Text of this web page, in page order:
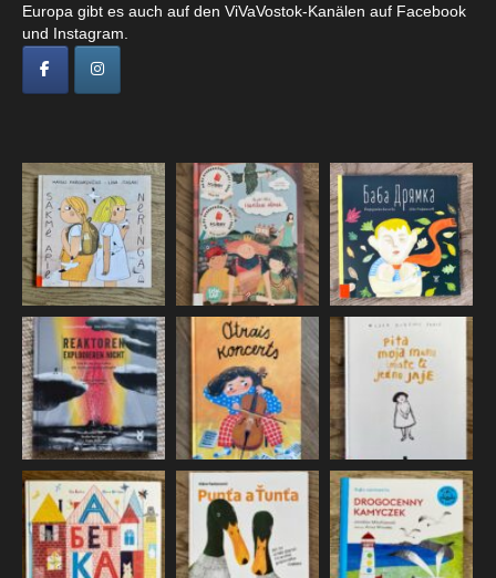
Europa gibt es auch auf den ViVaVostok-Kanälen auf Facebook
und Instagram.